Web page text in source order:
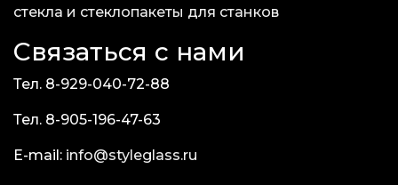
стекла и стеклопакеты для станков
Связаться с нами
Тел. 8-929-040-72-88
Тел. 8-905-196-47-63
E-mail: info@styleglass.ru